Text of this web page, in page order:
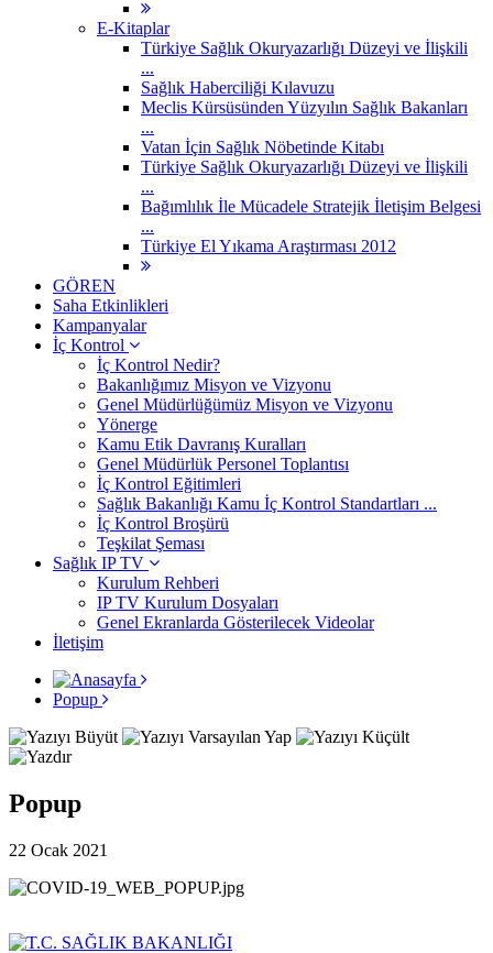
E-Kitaplar
Türkiye Sağlık Okuryazarlığı Düzeyi ve İlişkili
...
Sağlık Haberciliği Kılavuzu
Meclis Kürsüsünden Yüzyılın Sağlık Bakanları
...
Vatan İçin Sağlık Nöbetinde Kitabı
Türkiye Sağlık Okuryazarlığı Düzeyi ve İlişkili
...
Bağımlılık İle Mücadele Stratejik İletişim Belgesi
...
Türkiye El Yıkama Araştırması 2012
GÖREN
Saha Etkinlikleri
Kampanyalar
İç Kontrol
İç Kontrol Nedir?
Bakanlığımız Misyon ve Vizyonu
Genel Müdürlüğümüz Misyon ve Vizyonu
Yönerge
Kamu Etik Davranış Kuralları
Genel Müdürlük Personel Toplantısı
İç Kontrol Eğitimleri
Sağlık Bakanlığı Kamu İç Kontrol Standartları ...
İç Kontrol Broşürü
Teşkilat Şeması
Sağlık IP TV
Kurulum Rehberi
IP TV Kurulum Dosyaları
Genel Ekranlarda Gösterilecek Videolar
İletişim
Popup
Popup
22 Ocak 2021